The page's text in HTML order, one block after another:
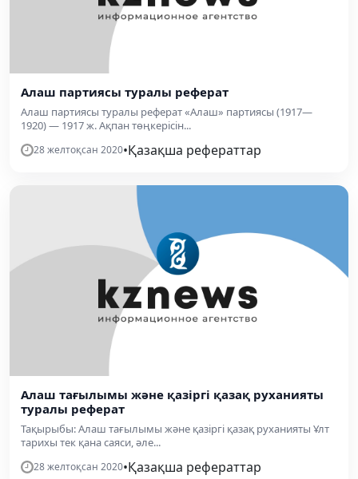
Алаш партиясы туралы реферат
Алаш партиясы туралы реферат «Алаш» партиясы (1917—
1920) — 1917 ж. Ақпан төңкерісін...
28 желтоқсан 2020•Қазақша рефераттар
Алаш тағылымы және қазіргі қазақ руханияты
туралы реферат
Тақырыбы: Алаш тағылымы және қазіргі қазақ руханияты Ұлт
тарихы тек қана саяси, әле...
28 желтоқсан 2020•Қазақша рефераттар